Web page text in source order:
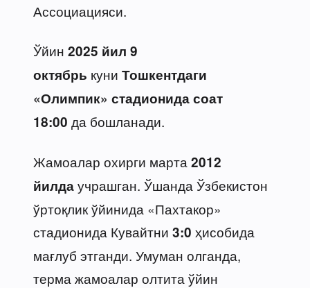
Ассоциацияси.
Ўйин 2025 йил 9
октябрь куни Тошкентдаги
«Олимпик» стадионида соат
18:00 да бошланади.
Жамоалар охирги марта 2012
йилдаучрашган. Ўшанда Ўзбекистон
ўртоқлик ўйинида «Пахтакор»
стадионида Кувайтни 3:0 ҳисобида
мағлуб этганди. Умуман олганда,
терма жамоалар олтита ўйин